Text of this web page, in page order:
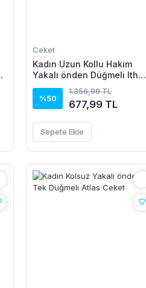
Ceket
Kadın Uzun Kollu Hakim
Yakalı önden Düğmeli Ithal
Kaşe Astarsız Kısa Kaban
%50
1.356,99 TL
677,99 TL
Sepete Ekle